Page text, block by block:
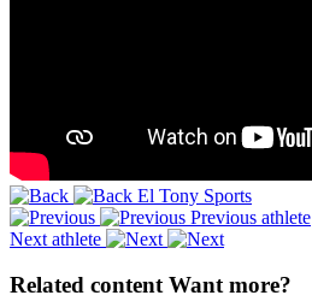
El Tony Sports
Previous athlete
Next athlete
Related content Want more?